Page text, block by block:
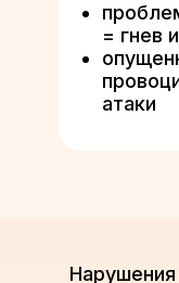
= гнев
атаки
Нарушения